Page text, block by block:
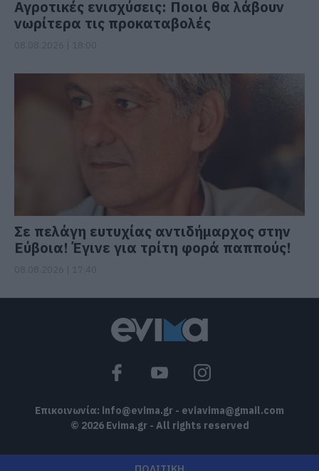
Αγροτικές ενισχύσεις: Ποιοι θα λάβουν
νωρίτερα τις προκαταβολές
Σε πελάγη ευτυχίας αντιδήμαρχος στην
Εύβοια! Έγινε για τρίτη φορά παππούς!
Επικοινωνία: info@evima.gr - eviavima@gmail.com
© 2026 Evima.gr - All rights reserved